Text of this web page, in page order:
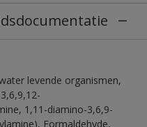
levende organismen,
1,11-diamino-3,6,9-
Formaldehyde,